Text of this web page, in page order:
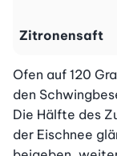
Zitronensaft
Ofen auf 120
den
Die Hälfte des
der Eischnee